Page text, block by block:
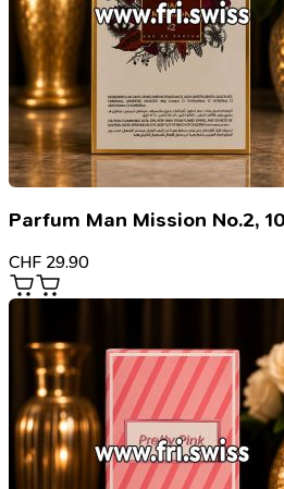
Parfum Man Mission No.2,
CHF 29.90